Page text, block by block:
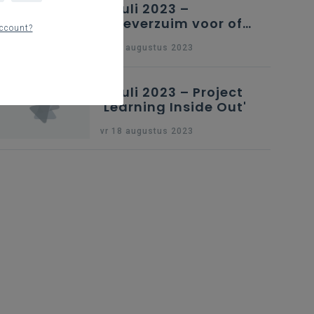
13 juli 2023 –
Luxeverzuim voor of
vr 18 augustus 2023
13 juli 2023 – Project
'Learning Inside Out'
vr 18 augustus 2023